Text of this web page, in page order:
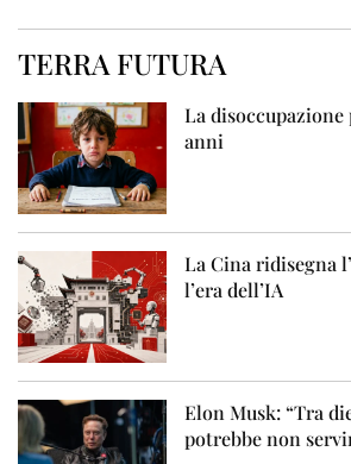
TERRA FUTURA
La
anni
La Cina ridisegna
l’era dell’IA
Elon Musk: “Tra
potrebbe non